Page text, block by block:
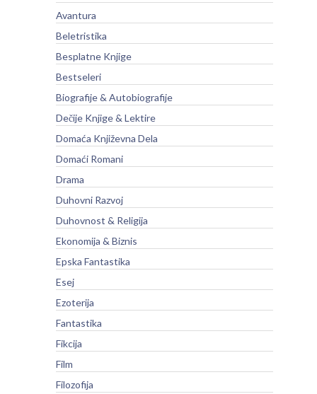
Avantura
Beletristika
Besplatne Knjige
Bestseleri
Biografije & Autobiografije
Dečije Knjige & Lektire
Domaća Književna Dela
Domaći Romani
Drama
Duhovni Razvoj
Duhovnost & Religija
Ekonomija & Biznis
Epska Fantastika
Esej
Ezoterija
Fantastika
Fikcija
Film
Filozofija